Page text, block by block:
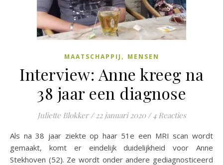
MAATSCHAPPIJ , MENSEN
Interview: Anne kreeg na
38 jaar een diagnose
Juliette Blokker / 22 januari 2020 / 4 Reacties
Als na 38 jaar ziekte op haar 51e een MRI scan wordt
gemaakt, komt er eindelijk duidelijkheid voor Anne
Stekhoven (52). Ze wordt onder andere gediagnosticeerd